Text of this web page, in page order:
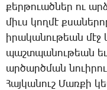
քեր­թո­ւած­ներ ու
միւս կող­մէ
ի­րա­կա­նու­թեան մէջ
պաշտ­պա­նու­թեան եւ
ար­ծարծ­ման
­Հայ­կա­նուշ ­Մառ­քի